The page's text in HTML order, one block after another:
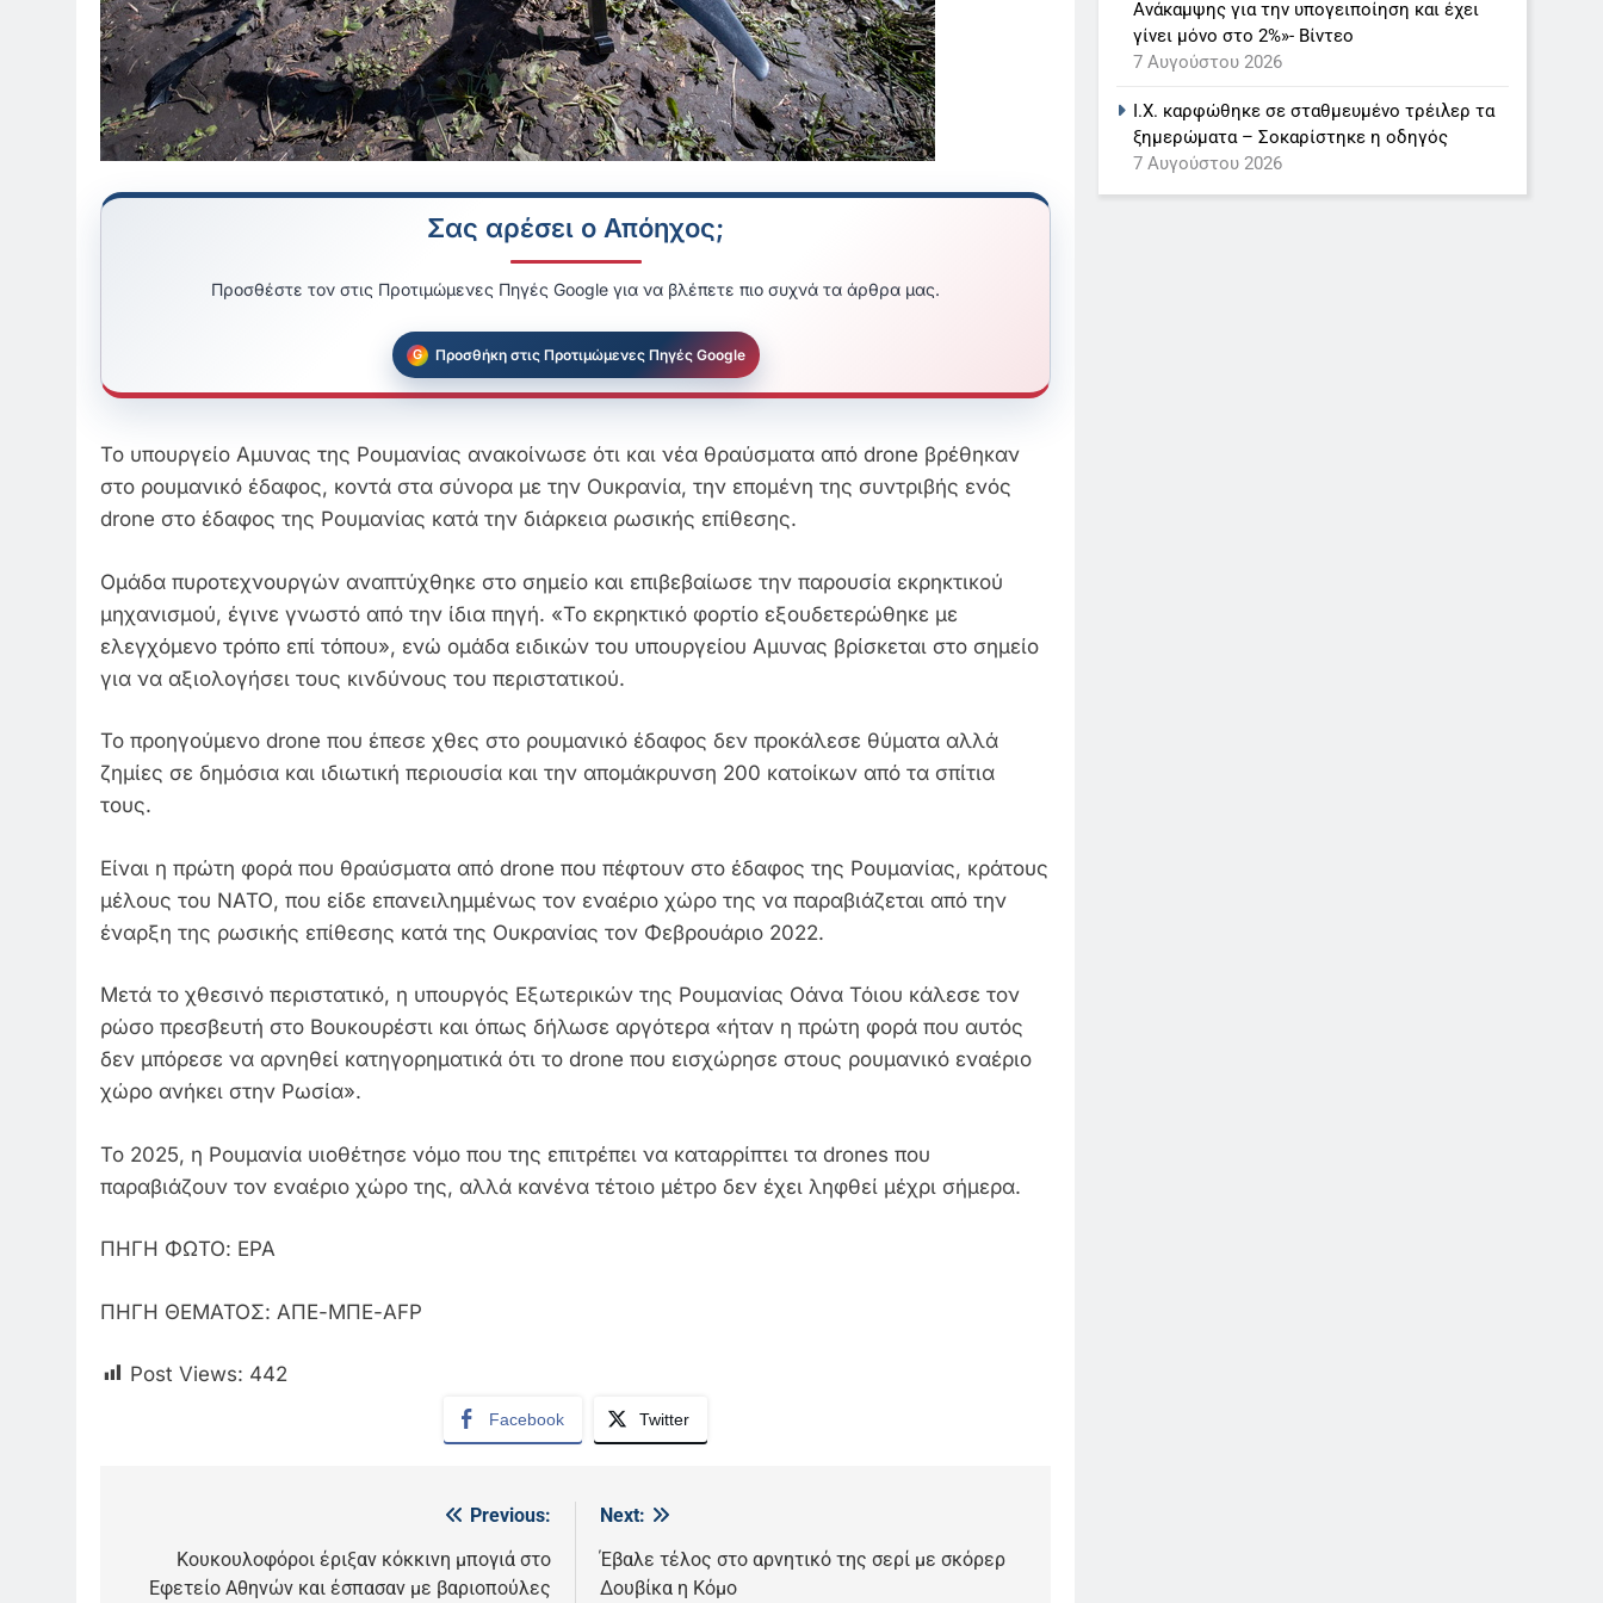
Σας αρέσει ο Απόηχος;
Προσθέστε τον στις Προτιμώμενες Πηγές Google για να βλέπετε πιο συχνά τα άρθρα μας.
Προσθήκη στις Προτιμώμενες Πηγές Google
Το υπουργείο Αμυνας της Ρουμανίας ανακοίνωσε ότι και νέα θραύσματα από drone βρέθηκαν
στο ρουμανικό έδαφος, κοντά στα σύνορα με την Ουκρανία, την επομένη της συντριβής ενός
drone στο έδαφος της Ρουμανίας κατά την διάρκεια ρωσικής επίθεσης.
Ομάδα πυροτεχνουργών αναπτύχθηκε στο σημείο και επιβεβαίωσε την παρουσία εκρηκτικού
μηχανισμού, έγινε γνωστό από την ίδια πηγή. «Το εκρηκτικό φορτίο εξουδετερώθηκε με
ελεγχόμενο τρόπο επί τόπου», ενώ ομάδα ειδικών του υπουργείου Αμυνας βρίσκεται στο σημείο
για να αξιολογήσει τους κινδύνους του περιστατικού.
Το προηγούμενο drone που έπεσε χθες στο ρουμανικό έδαφος δεν προκάλεσε θύματα αλλά
ζημίες σε δημόσια και ιδιωτική περιουσία και την απομάκρυνση 200 κατοίκων από τα σπίτια
τους.
Είναι η πρώτη φορά που θραύσματα από drone που πέφτουν στο έδαφος της Ρουμανίας, κράτους
μέλους του ΝΑΤΟ, που είδε επανειλημμένως τον εναέριο χώρο της να παραβιάζεται από την
έναρξη της ρωσικής επίθεσης κατά της Ουκρανίας τον Φεβρουάριο 2022.
Μετά το χθεσινό περιστατικό, η υπουργός Εξωτερικών της Ρουμανίας Οάνα Τόιου κάλεσε τον
ρώσο πρεσβευτή στο Βουκουρέστι και όπως δήλωσε αργότερα «ήταν η πρώτη φορά που αυτός
δεν μπόρεσε να αρνηθεί κατηγορηματικά ότι το drone που εισχώρησε στους ρουμανικό εναέριο
χώρο ανήκει στην Ρωσία».
Το 2025, η Ρουμανία υιοθέτησε νόμο που της επιτρέπει να καταρρίπτει τα drones που
παραβιάζουν τον εναέριο χώρο της, αλλά κανένα τέτοιο μέτρο δεν έχει ληφθεί μέχρι σήμερα.
ΠΗΓΗ ΦΩΤΟ: EPA
ΠΗΓΗ ΘΕΜΑΤΟΣ: ΑΠΕ-ΜΠΕ-AFP
Post Views: 442
Facebook Twitter
άρθρων
Previous:
Κουκουλοφόροι έριξαν κόκκινη μπογιά στο
Εφετείο Αθηνών και έσπασαν με βαριοπούλες
Next:
Έβαλε τέλος στο αρνητικό της σερί με σκόρερ
Δουβίκα η Κόμο
Ανάκαμψης για την υπογειποίηση και έχει
γίνει μόνο στο 2%»- Βίντεο
7 Αυγούστου 2026
Ι.Χ. καρφώθηκε σε σταθμευμένο τρέιλερ τα
ξημερώματα – Σοκαρίστηκε η οδηγός
7 Αυγούστου 2026
Ο Παναγιώτης Στάθης στο